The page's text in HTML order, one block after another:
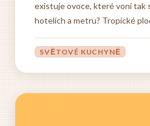
existuje ovoce, které voní tak
hotelích a metru? Tropické
zaplnit celou místnost a
SVĚTOVÉ KUCHYNĚ